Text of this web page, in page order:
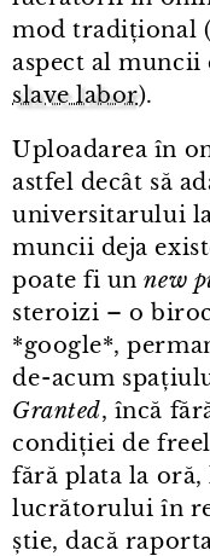
mod tradițional
aspect al muncii
slave labor).
Uploadarea în
astfel decât să
universitarului
muncii deja
poate fi unnew
steroizi – o
*google*,
de⁠-⁠acum
Granted, încă
condiției de
fără plata la oră,
lucrătorului în
știe, dacă